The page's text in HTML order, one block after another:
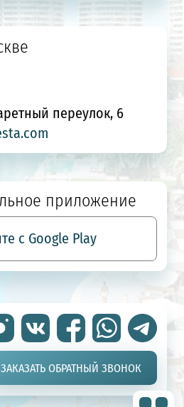
ЗАКАЗАТЬ ОБРАТНЫЙ ЗВОНОК
переулок, 6
приложение
с Google Play